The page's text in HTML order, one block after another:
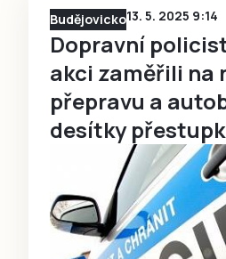
Budějovicko13. 5. 2025 9:14
Dopravní
akci zaměřili na
přepravu a
desítky